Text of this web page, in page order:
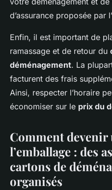
d’assurance proposée par
Enfin, il est important de
ramassage et de retour du
déménagement. La
facturent des frais
Ainsi, respecter l’horaire
économiser sur le prix du
Comment devenir
l’emballage : des
cartons de
organisés